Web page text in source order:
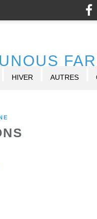
HIVER AUTRES